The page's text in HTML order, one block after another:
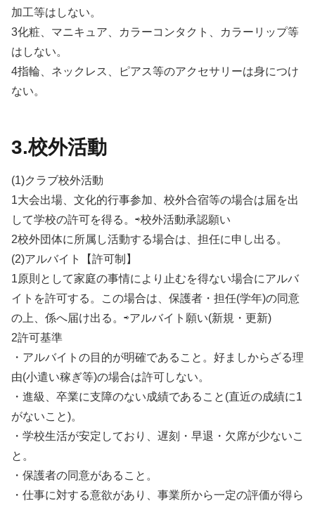
加工等はしない。
3化粧、マニキュア、カラーコンタクト、カラーリップ等
はしない。
4指輪、ネックレス、ピアス等のアクセサリーは身につけ
ない。
3.校外活動
(1)クラブ校外活動
1大会出場、文化的行事参加、校外合宿等の場合は届を出
して学校の許可を得る。⇨校外活動承認願い
2校外団体に所属し活動する場合は、担任に申し出る。
(2)アルバイト【許可制】
1原則として家庭の事情により止むを得ない場合にアルバ
イトを許可する。この場合は、保護者・担任(学年)の同意
の上、係へ届け出る。⇨アルバイト願い(新規・更新)
2許可基準
・アルバイトの目的が明確であること。好ましからざる理
由(小遣い稼ぎ等)の場合は許可しない。
・進級、卒業に支障のない成績であること(直近の成績に1
がないこと)。
・学校生活が安定しており、遅刻・早退・欠席が少ないこ
と。
・保護者の同意があること。
・仕事に対する意欲があり、事業所から一定の評価が得ら